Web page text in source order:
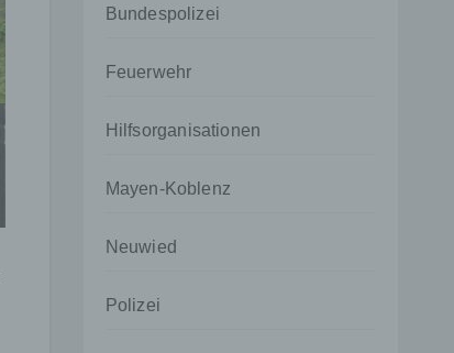
Bundespolizei
Feuerwehr
Hilfsorganisationen
Mayen-Koblenz
Neuwied
Polizei